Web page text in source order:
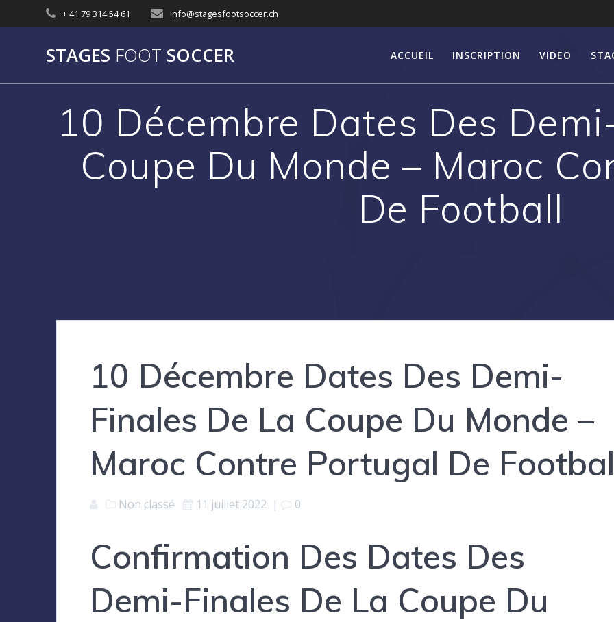
to
+ 41 79 314 54 61 info@stagesfootsoccer.ch
STAGES FOOT SOCCER ACCUEIL INSCRIPTION VIDEO
10 Décembre Dates Des
Coupe Du Monde – Maroc
De Football
10 Décembre Dates Des Demi-
Finales De La Coupe Du Monde –
Maroc Contre Portugal De
Non classé 11 juillet 2022 | 0
Confirmation Des Dates Des
Demi-Finales De La Coupe Du